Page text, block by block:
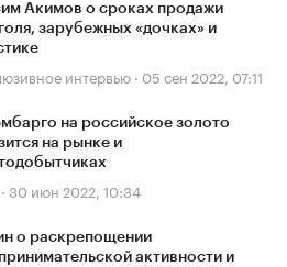
Акимов о сроках продажи
зарубежных «дочках» и
интервью · 05 сен 2022, 07:11
на российское золото
на рынке и
· 30 июн 2022, 10:34
о раскрепощении
активности и